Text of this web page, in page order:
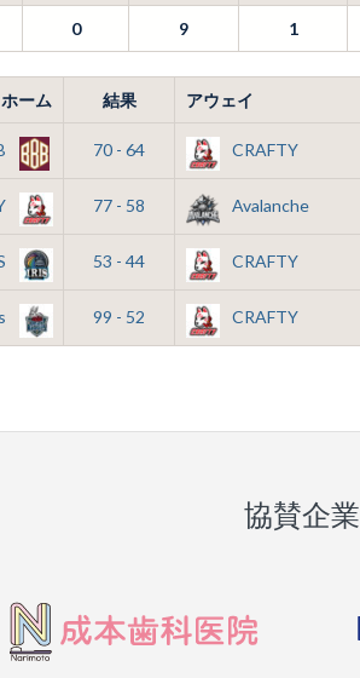
0 9 1
ホーム 結果 アウェイ
70 - 64 CRAFTY
77 - 58 Avalanche
53 - 44 CRAFTY
99 - 52 CRAFTY
協賛企業